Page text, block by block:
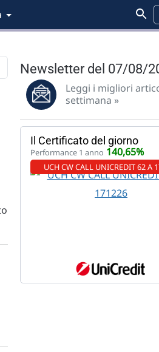
Analisi grafica Wall
Newsletter del 07/08/
Leggi i migliori
settimana »
Il Certificato del giorno
Performance 1 anno 140,65%
UCH CW CALL UNICREDIT 62 A